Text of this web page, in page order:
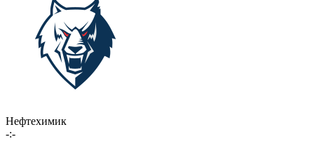
Нефтехимик
-:-